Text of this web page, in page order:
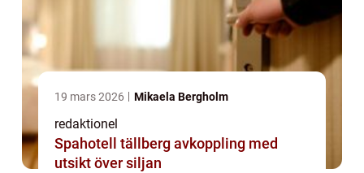
19 mars 2026 Mikaela Bergholm
redaktionel
Spahotell tällberg avkoppling med
utsikt över siljan